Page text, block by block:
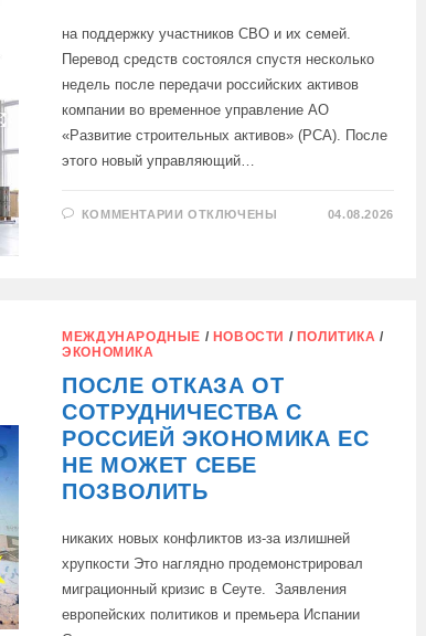
на поддержку участников СВО и их семей.
Перевод средств состоялся спустя несколько
недель после передачи российских активов
компании во временное управление АО
«Развитие строительных активов» (РСА). После
этого новый управляющий…
КОММЕНТАРИИ К
1
МЛРД
ФОНД
ДЛЯ
ПОБЕДЫ!»
ОТКЛЮЧЕНЫ 04.08.2026
МЕЖДУНАРОДНЫЕ / НОВОСТИ / ПОЛИТИКА /
ЭКОНОМИКА
ПОСЛЕ ОТКАЗА ОТ
СОТРУДНИЧЕСТВА С
РОССИЕЙ ЭКОНОМИКА ЕС
НЕ МОЖЕТ СЕБЕ
ПОЗВОЛИТЬ
никаких новых конфликтов из-за излишней
хрупкости Это наглядно продемонстрировал
миграционный кризис в Сеуте. Заявления
европейских политиков и премьера Испании